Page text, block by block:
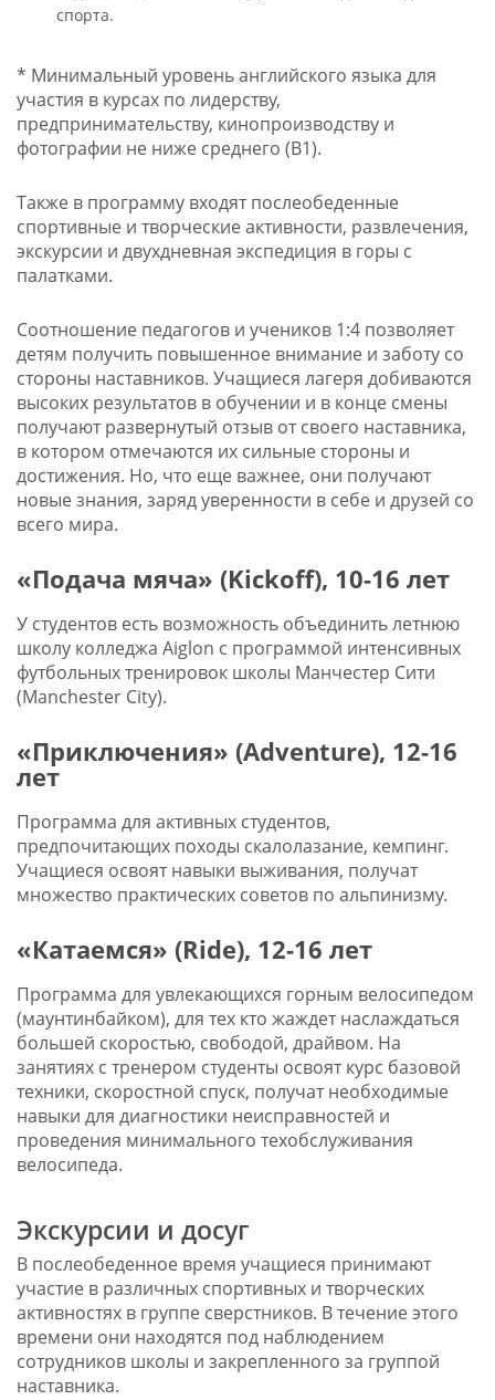
спорта.
* Минимальный уровень английского языка для
участия в курсах по лидерству,
предпринимательству, кинопроизводству и
фотографии не ниже среднего (B1).
Также в программу входят послеобеденные
спортивные и творческие активности, развлечения,
экскурсии и двухдневная экспедиция в горы с
палатками.
Соотношение педагогов и учеников 1:4 позволяет
детям получить повышенное внимание и заботу со
стороны наставников. Учащиеся лагеря добиваются
высоких результатов в обучении и в конце смены
получают развернутый отзыв от своего наставника,
в котором отмечаются их сильные стороны и
достижения. Но, что еще важнее, они получают
новые знания, заряд уверенности в себе и друзей со
всего мира.
«Подача мяча» (Kickoff), 10-16 лет
У студентов есть возможность объединить летнюю
школу колледжа Aiglon с программой интенсивных
футбольных тренировок школы Манчестер Сити
(Manchester City).
«Приключения» (Adventure), 12-16
лет
Программа для активных студентов,
предпочитающих походы скалолазание, кемпинг.
Учащиеся освоят навыки выживания, получат
множество практических советов по альпинизму.
«Катаемся» (Ride), 12-16 лет
Программа для увлекающихся горным велосипедом
(маунтинбайком), для тех кто жаждет наслаждаться
большей скоростью, свободой, драйвом. На
занятиях с тренером студенты освоят курс базовой
техники, скоростной спуск, получат необходимые
навыки для диагностики неисправностей и
проведения минимального техобслуживания
велосипеда.
Экскурсии и досуг
В послеобеденное время учащиеся принимают
участие в различных спортивных и творческих
активностях в группе сверстников. В течение этого
времени они находятся под наблюдением
сотрудников школы и закрепленного за группой
наставника.